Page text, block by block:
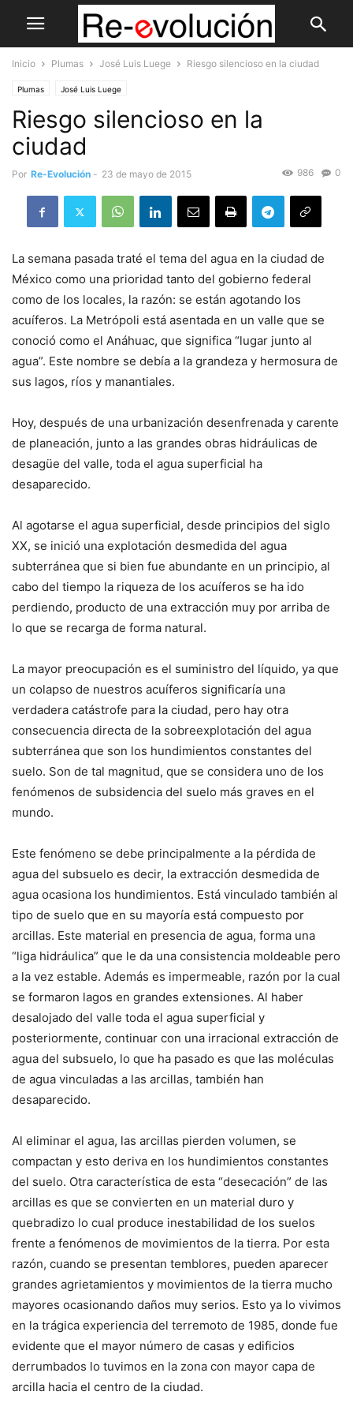
Inicio Plumas José Luis Luege Riesgo silencioso en la ciudad
Plumas José Luis Luege
Riesgo silencioso en la
ciudad
Por Re-Evolución - 23 de mayo de 2015 0
986
La semana pasada traté el tema del agua en la ciudad de
México como una prioridad tanto del gobierno federal
como de los locales, la razón: se están agotando los
acuíferos. La Metrópoli está asentada en un valle que se
conoció como el Anáhuac, que significa “lugar junto al
agua”. Este nombre se debía a la grandeza y hermosura de
sus lagos, ríos y manantiales.
Hoy, después de una urbanización desenfrenada y carente
de planeación, junto a las grandes obras hidráulicas de
desagüe del valle, toda el agua superficial ha
desaparecido.
Al agotarse el agua superficial, desde principios del siglo
XX, se inició una explotación desmedida del agua
subterránea que si bien fue abundante en un principio, al
cabo del tiempo la riqueza de los acuíferos se ha ido
perdiendo, producto de una extracción muy por arriba de
lo que se recarga de forma natural.
La mayor preocupación es el suministro del líquido, ya que
un colapso de nuestros acuíferos significaría una
verdadera catástrofe para la ciudad, pero hay otra
consecuencia directa de la sobreexplotación del agua
subterránea que son los hundimientos constantes del
suelo. Son de tal magnitud, que se considera uno de los
fenómenos de subsidencia del suelo más graves en el
mundo.
Este fenómeno se debe principalmente a la pérdida de
agua del subsuelo es decir, la extracción desmedida de
agua ocasiona los hundimientos. Está vinculado también al
tipo de suelo que en su mayoría está compuesto por
arcillas. Este material en presencia de agua, forma una
“liga hidráulica” que le da una consistencia moldeable pero
a la vez estable. Además es impermeable, razón por la cual
se formaron lagos en grandes extensiones. Al haber
desalojado del valle toda el agua superficial y
posteriormente, continuar con una irracional extracción de
agua del subsuelo, lo que ha pasado es que las moléculas
de agua vinculadas a las arcillas, también han
desaparecido.
Al eliminar el agua, las arcillas pierden volumen, se
compactan y esto deriva en los hundimientos constantes
del suelo. Otra característica de esta “desecación” de las
arcillas es que se convierten en un material duro y
quebradizo lo cual produce inestabilidad de los suelos
frente a fenómenos de movimientos de la tierra. Por esta
razón, cuando se presentan temblores, pueden aparecer
grandes agrietamientos y movimientos de la tierra mucho
mayores ocasionando daños muy serios. Esto ya lo vivimos
en la trágica experiencia del terremoto de 1985, donde fue
evidente que el mayor número de casas y edificios
derrumbados lo tuvimos en la zona con mayor capa de
arcilla hacia el centro de la ciudad.